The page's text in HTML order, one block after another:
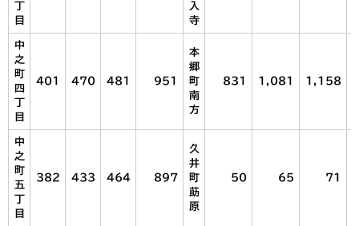
目
入
寺
中
之
町
四
目
401 470 481 951
本
郷
町
南
方
831 1,081 1,158
中
之
町
五
目
382 433 464 897
久
井
町
莇
原
50 65 71